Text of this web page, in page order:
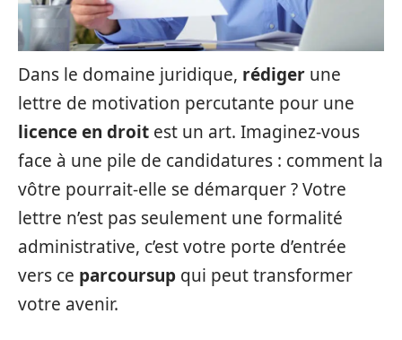
Dans le domaine juridique, rédiger une
lettre de motivation percutante pour une
licence en droit est un art. Imaginez-vous
face à une pile de candidatures : comment la
vôtre pourrait-elle se démarquer ? Votre
lettre n’est pas seulement une formalité
administrative, c’est votre porte d’entrée
vers ce parcoursup qui peut transformer
votre avenir.